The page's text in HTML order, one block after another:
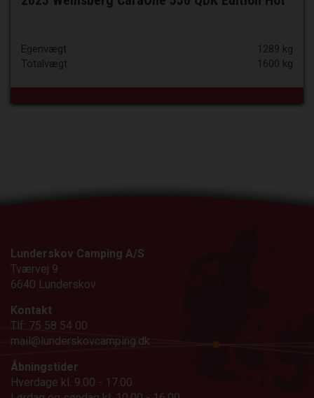
Egenvægt
1289 kg
Totalvægt
1600 kg
Lunderskov Camping A/S
Tværvej 9
6640 Lunderskov
Kontakt
Tlf: 75 58 54 00
mail@lunderskovcamping.dk
Åbningstider
Hverdage kl. 9.00 - 17.00